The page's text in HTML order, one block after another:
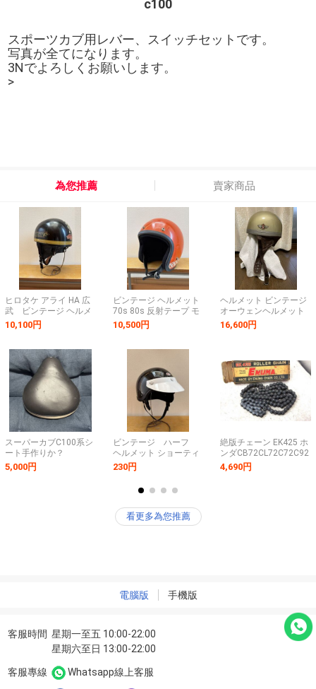
c100
スポーツカブ用レバー、スイッチセットです。
写真が全てになります。
3Nでよろしくお願いします。
>
為您推薦 賣家商品
ヒロタケ アライ HA 広
武 ビンテージ ヘルメ
ット ハーフ お椀 当時
旧車 昭和 検索) ダビダ
ル トライアンフ bsa
10,100円
スーパーカブC100系シ
ート手作りか？
5,000円
ビンテージ ヘルメット
70s 80s 反射テープ モ
トクロス スズキ 検索)
ハスラー TS TC GT GS
10,500円
ビンテージ ハーフ
ヘルメット ショーティ
ー ブラック ポリス カ
ラースナップバイザー
buco bell 昭和 当時
物
230円
ヘルメット ビンテージ
オーウェンヘルメット
当時物 OWENS カフェ
レーサー トライアンフ
16,600円
絶版チェーン EK425 ホ
ンダCB72CL72C72C92
ヤマハ
YDS1YDS2YDS3DS5YD2
4,690円
看更多為您推薦
電腦版 手機版
客服時間 星期一至五 10:00-22:00
星期六至日 13:00-22:00
客服專線 Whatsapp線上客服